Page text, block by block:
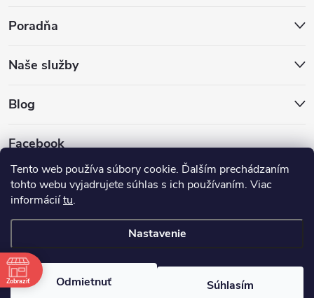
Tento web používa súbory cookie. Ďalším prechádzaním
tohto webu vyjadrujete súhlas s ich používaním. Viac
informáciítu.
Nastavenie
Odmietnuť Súhlasím
Poradňa
Naše služby
Blog
Facebook
Copyright 2026 Hokejovekorcule.sk. Všetky práva vyhradené.
Zobraziť